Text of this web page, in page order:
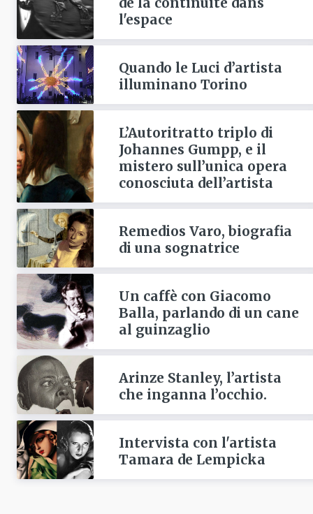
l'espace
Quando le Luci d’artista
illuminano Torino
L’Autoritratto triplo di
Johannes Gumpp, e il
mistero sull’unica opera
conosciuta dell’artista
Remedios Varo, biografia
di una sognatrice
Un caffè con Giacomo
Balla, parlando di un cane
al guinzaglio
Arinze Stanley, l’artista
che inganna l’occhio.
Intervista con l'artista
Tamara de Lempicka